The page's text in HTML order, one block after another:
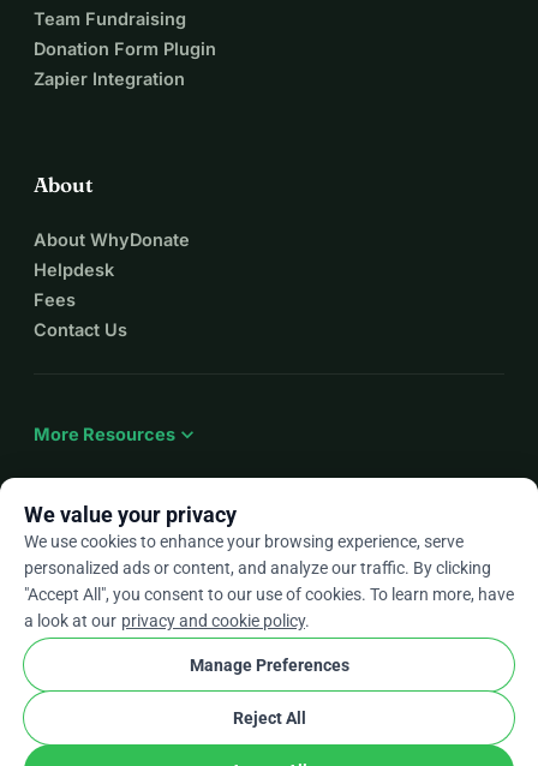
Team Fundraising
Donation Form Plugin
Zapier Integration
About
About WhyDonate
Helpdesk
Fees
Contact Us
More Resources expand_more
Enarrow_drop_down
★★★★★4.9 / 5 based on 500+ reviews
Privacy and cookies
Terms and conditions
Cookie Settings
We value your privacy
We use cookies to enhance your browsing experience, serve
personalized ads or content, and analyze our traffic. By clicking
"Accept All", you consent to our use of cookies. To learn more, have
a look at our privacy and cookie policy.
Manage Preferences
Reject All